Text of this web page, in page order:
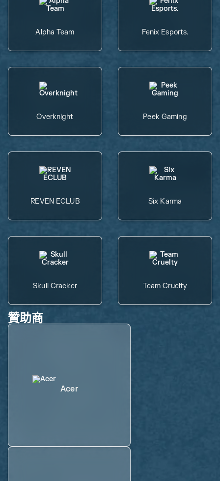
Alpha Team Fenix Esports.
Overknight Peek Gaming
REVEN ECLUB Six Karma
Skull Cracker Team Cruelty
贊助商
Acer